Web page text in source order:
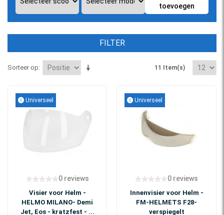
toevoegen
FILTER
Sorteer op 11 Item(s)
Universeel
0 reviews
Visier voor Helm -
HELMO MILANO- Demi
Jet, Eos - kratzfest - ...
Universeel
0 reviews
Innenvisier voor Helm -
FM-HELMETS F28-
verspiegelt